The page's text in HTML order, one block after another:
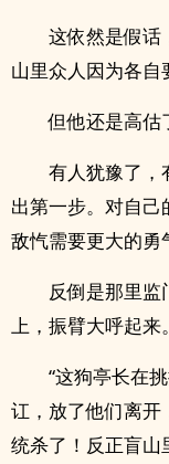
这依然是假话
山里众人因为各自
但他还是高估
有人犹豫了，
出第一步。对自
敌忾需要更大的勇
反倒是那里
上，振臂大呼起来。
“这狗亭长在
讧，放了他们离开
统杀了！反正盲山